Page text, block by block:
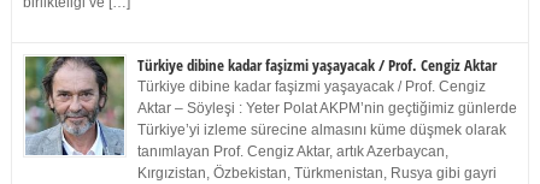
Türkiye dibine kadar faşizmi yaşayacak / Prof. Cengiz Aktar
Türkiye dibine kadar faşizmi yaşayacak / Prof. Cengiz
Aktar – Söyleşi : Yeter Polat AKPM’nin geçtiğimiz günlerde
Türkiye’yi izleme sürecine almasını küme düşmek olarak
tanımlayan Prof. Cengiz Aktar, artık Azerbaycan,
Kırgızistan, Özbekistan, Türkmenistan, Rusya gibi gayri